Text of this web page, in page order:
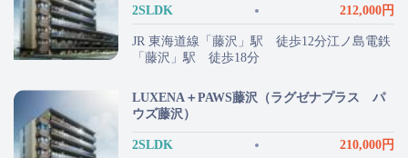
2SLDK 212,000円
JR 東海道線「藤沢」駅 徒歩12分江ノ島電鉄
「藤沢」駅 徒歩18分
LUXENA＋PAWS藤沢（ラグゼナプラス パ
ウズ藤沢）
2SLDK 210,000円